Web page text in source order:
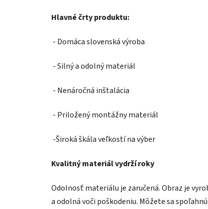
Hlavné črty produktu:
- Domáca slovenská výroba
- Silný a odolný materiál
- Nenáročná inštalácia
- Priložený montážny materiál
-Široká škála veľkostí na výber
Kvalitný materiál vydrží roky
Odolnosť materiálu je zaručená. Obraz je
a odolná voči poškodeniu. Môžete sa